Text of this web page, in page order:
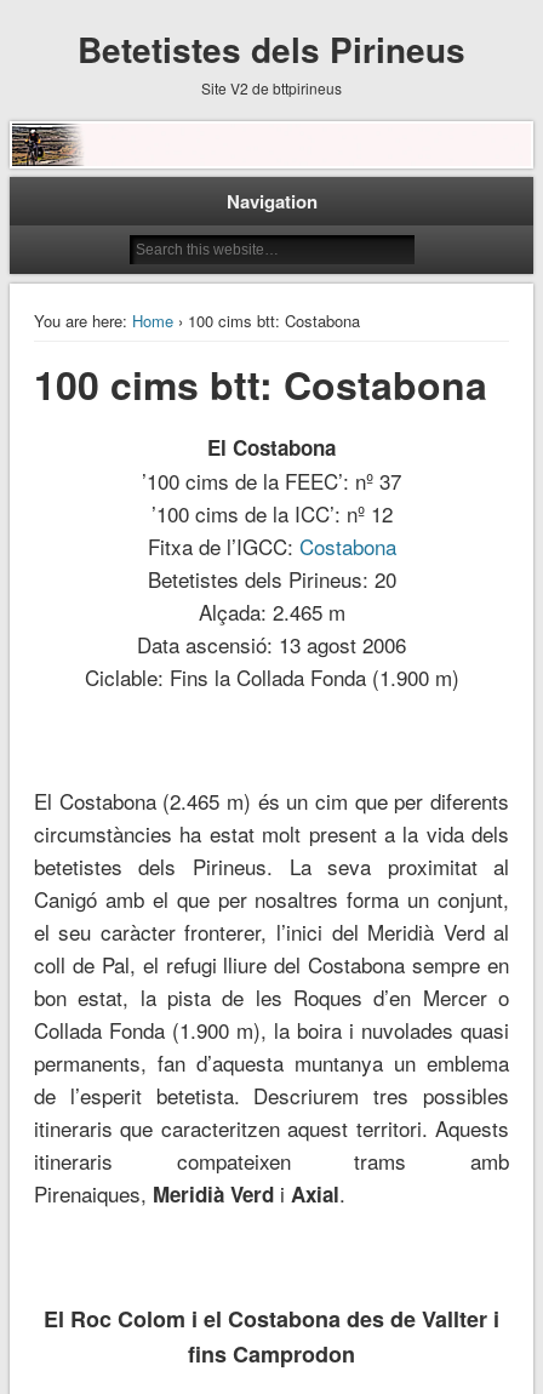
Betetistes dels Pirineus
Site V2 de bttpirineus
Navigation
You are here: Home› 100 cims btt: Costabona
100 cims btt: Costabona
El Costabona
’100 cims de la FEEC’: nº 37
’100 cims de la ICC’: nº 12
Fitxa de l’IGCC: Costabona
Betetistes dels Pirineus: 20
Alçada: 2.465 m
Data ascensió: 13 agost 2006
Ciclable: Fins la Collada Fonda (1.900 m)
El Costabona (2.465 m) és un cim que per diferents
circumstàncies ha estat molt present a la vida dels
betetistes dels Pirineus. La seva proximitat al
Canigó amb el que per nosaltres forma un conjunt,
el seu caràcter fronterer, l’inici del Meridià Verd al
coll de Pal, el refugi lliure del Costabona sempre en
bon estat, la pista de les Roques d’en Mercer o
Collada Fonda (1.900 m), la boira i nuvolades quasi
permanents, fan d’aquesta muntanya un emblema
de l’esperit betetista. Descriurem tres possibles
itineraris que caracteritzen aquest territori. Aquests
itineraris compateixen trams amb
Pirenaiques, Meridià Verdi Axial.
El Roc Colom i el Costabona des de Vallter i
fins Camprodon